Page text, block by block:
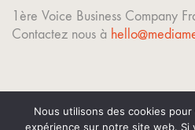
1ère Voice Business Company
Contactez nous à
Nous utilisons des cookies
expérience sur notre site web. Si